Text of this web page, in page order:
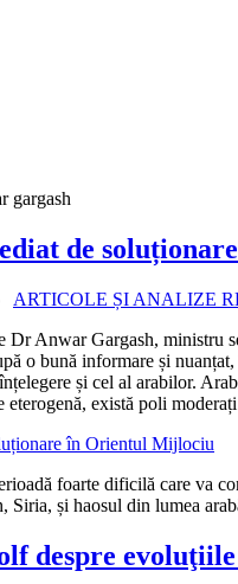
gargash
de
ARTICOLE ȘI ANALIZE
Anwar Gargash, ministru
o bună informare și
și cel al arabilor.
eterogenă, există poli
foarte dificilă care va
și haosul din lumea
despre